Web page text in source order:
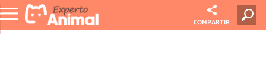
COMPARTIR